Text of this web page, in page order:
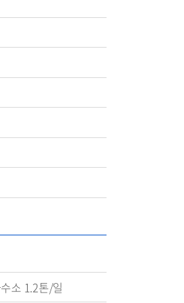
소 1.2톤/일